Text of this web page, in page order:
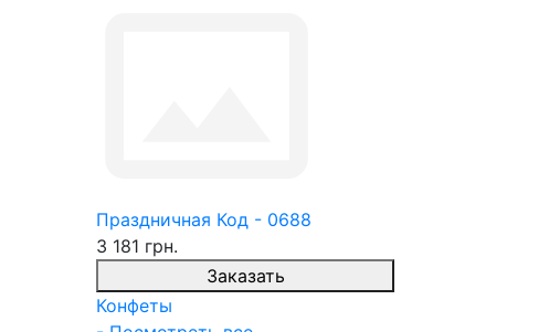
Праздничная Код - 0688
3 181 грн.
Заказать
Конфеты